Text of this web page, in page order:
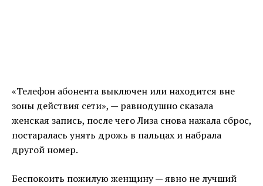
«Телефон абонента выключен или находится вне
зоны действия сети», — равнодушно сказала
женская запись, после чего Лиза снова нажала сброс,
постаралась унять дрожь в пальцах и набрала
другой номер.
Беспокоить пожилую женщину — явно не лучший